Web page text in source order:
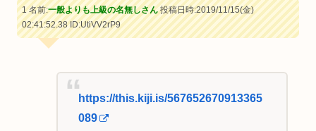
1 名前:一般よりも上級の名無しさん投稿日時:2019/11/15(金)
02:41:52.38ID:UtiVV2rP9
https://this.kiji.is/567652670913365
089